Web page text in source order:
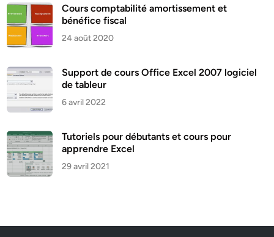
Cours comptabilité amortissement et
bénéfice fiscal
24 août 2020
Support de cours Office Excel 2007 logiciel
de tableur
6 avril 2022
Tutoriels pour débutants et cours pour
apprendre Excel
29 avril 2021